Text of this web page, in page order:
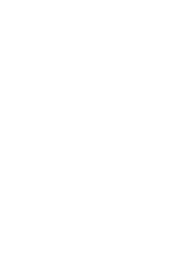
Slovana Kianga hral
ligu
Salah
fanúšikovia